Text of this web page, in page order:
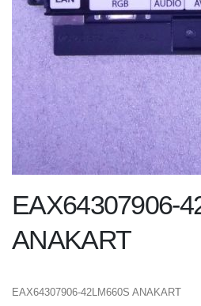
EAX64307906-
ANAKART
EAX64307906-42LM660S ANAKART